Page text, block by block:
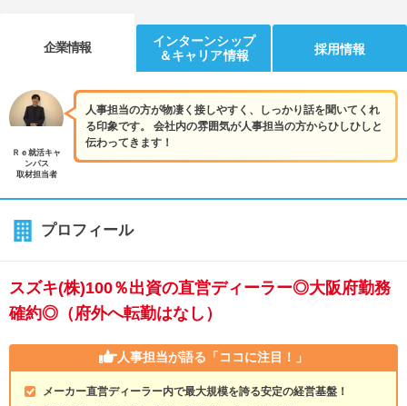
企業情報
インターンシップ
＆キャリア情報
採用情報
人事担当の方が物凄く接しやすく、しっかり話を聞いてくれ
る印象です。 会社内の雰囲気が人事担当の方からひしひしと
伝わってきます！
Ｒｅ就活キャ
ンパス
取材担当者
プロフィール
スズキ(株)100％出資の直営ディーラー◎大阪府勤務
確約◎（府外へ転勤はなし）
人事担当が語る 「ココに注目！」
メーカー直営ディーラー内で最大規模を誇る安定の経営基盤！